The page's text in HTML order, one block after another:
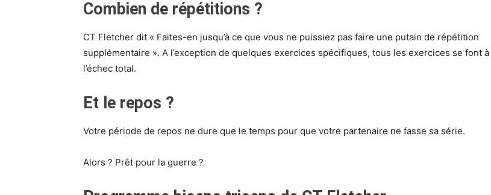
Combien de répétitions ?
CT Fletcher dit « Faites-en jusqu’à ce que vous ne puissiez pas faire une putain de répétition
supplémentaire ». A l’exception de quelques exercices spécifiques, tous les exercices se font à
l’échec total.
Et le repos ?
Votre période de repos ne dure que le temps pour que votre partenaire ne fasse sa série.
Alors ? Prêt pour la guerre ?